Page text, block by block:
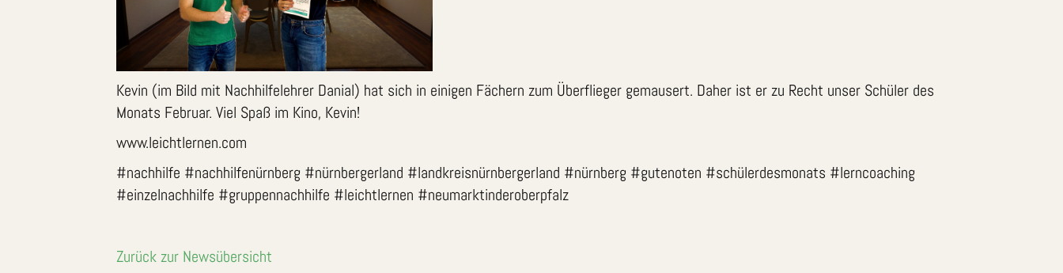
Kevin (im Bild mit Nachhilfelehrer Danial) hat sich in einigen Fächern zum Überflieger gemausert. Daher ist er zu Recht unser Schüler des
Monats Februar. Viel Spaß im Kino, Kevin!
www.leichtlernen.com
#nachhilfe #nachhilfenürnberg #nürnbergerland #landkreisnürnbergerland #nürnberg #gutenoten #schülerdesmonats #lerncoaching
#einzelnachhilfe #gruppennachhilfe #leichtlernen #neumarktinderoberpfalz
Zurück zur Newsübersicht